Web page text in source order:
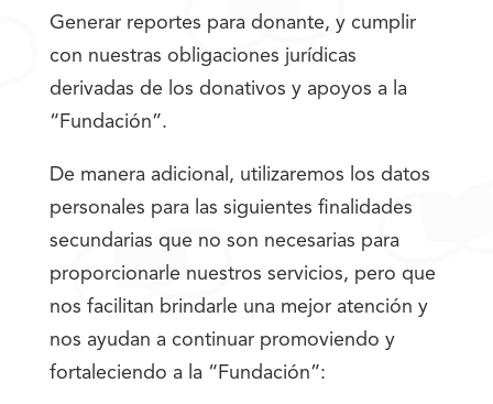
Generar reportes para donante, y cumplir
con nuestras obligaciones jurídicas
derivadas de los donativos y apoyos a la
“Fundación”.
De manera adicional, utilizaremos los datos
personales para las siguientes finalidades
secundarias que no son necesarias para
proporcionarle nuestros servicios, pero que
nos facilitan brindarle una mejor atención y
nos ayudan a continuar promoviendo y
fortaleciendo a la “Fundación”: